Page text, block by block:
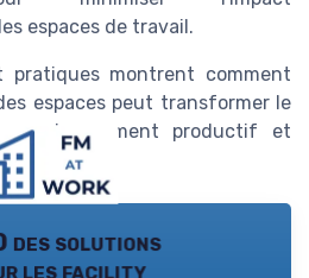
espaces de travail.
pratiques montrent comment
espaces peut transformer le
productif et
des solutions
les facility